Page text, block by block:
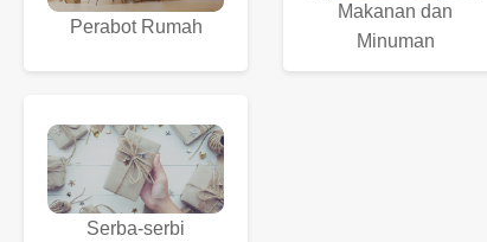
Perabot Rumah
Makanan dan
Minuman
Serba-serbi